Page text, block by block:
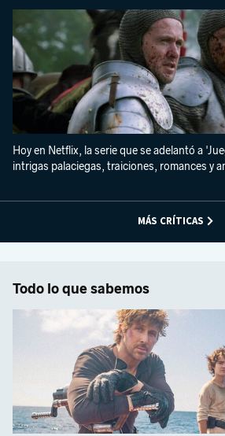
Hoy en Netflix, la serie que se adelantó a
intrigas palaciegas, traiciones, romances y
MÁS CRÍTICAS
Todo lo que sabemos